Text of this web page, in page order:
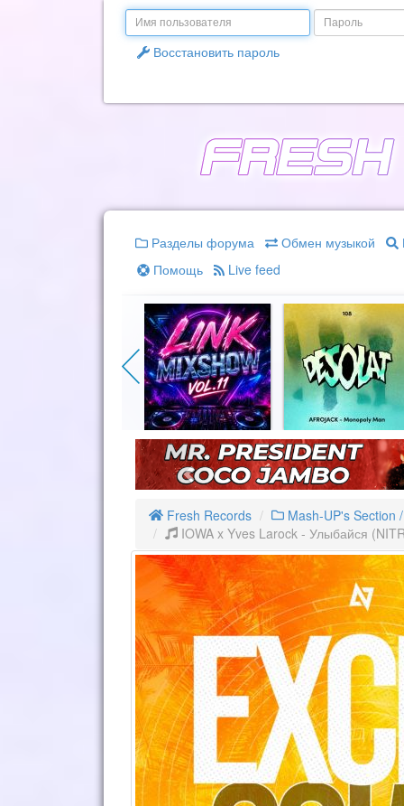
Email
Пароль
Восстановить пароль
Разделы форума Обмен музыкой
Помощь
Live feed
Fresh Records
Mash-UP's Section
IOWA x Yves Larock - Улыбайся